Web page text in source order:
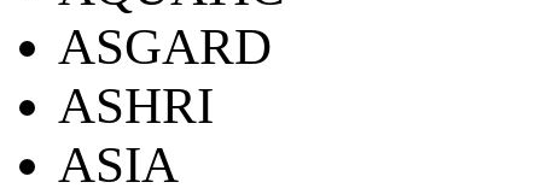
ASGARD
ASHRI
ASIA